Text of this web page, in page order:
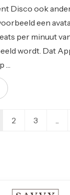
Disco ook
een
per minuut
wordt. Dat
2 3